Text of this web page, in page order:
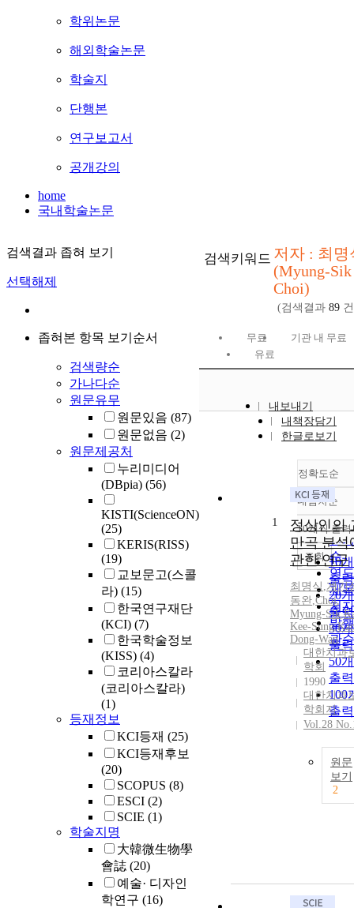
학위논문
해외학술논문
학술지
단행본
연구보고서
공개강의
home
국내학술논문
검색결과 좁혀 보기
선택해제
좁혀본 항목 보기순서
검색량순
가나다순
원문유무
원문있음 (87)
원문없음 (2)
원문제공처
누리미디어
(DBpia) (56)
KISTI(ScienceON)
(25)
KERIS(RISS)
(19)
교보문고(스콜
라) (15)
한국연구재단
(KCI) (7)
한국학술정보
(KISS) (4)
코리아스칼라
(코리아스칼라)
(1)
등재정보
KCI등재 (25)
KCI등재후보
(20)
SCOPUS (8)
ESCI (2)
SCIE (1)
학술지명
大韓微生物學
會誌 (20)
예술· 디자인
학연구 (16)
검색키워드 저자 : 최명
(Myung-Sik
Choi)
(검색결과 89
무료
기관 내 무료
유료
내보내기
내책장담기
한글로보기
정확도순
정
순
인
순
연
제
저
발
관순
내림차순
내
10개씩 출력
10
출력
20
출력
30
출력
50
출력
100
출력
조회
1
정상인의
만곡 분석
관한 연구
최명식 ,계기
동완,Choi,
Myung-Sik,
Kee-Sung,
Dong-Wan
대한치과
학회
1990
대한치과
학회지
Vol.28
원문
보기
2